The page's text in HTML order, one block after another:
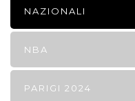
NAZIONALI
NBA
PARIGI 2024